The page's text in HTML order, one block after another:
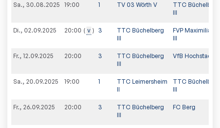
Sa., 30.08.2025 19:00 1 TV 03 Wörth V
TTC Büchelberg
III
Di., 02.09.2025 20:00 v 3
TTC Büchelberg
III
FVP
III
Fr., 12.09.2025 20:00 3
TTC Büchelberg
III
VfB Hochstadt II
Sa., 20.09.2025 19:00 1
TTC Leimersheim
II
TTC Büchelberg
III
Fr., 26.09.2025 20:00 3
TTC Büchelberg
III
FC Berg